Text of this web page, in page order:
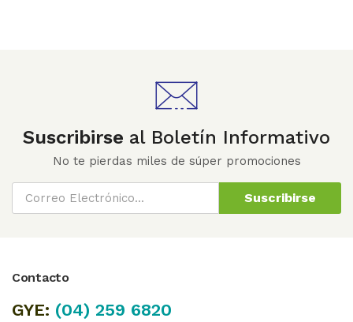
Suscribirse al Boletín Informativo
No te pierdas miles de súper promociones
Suscribirse
Contacto
GYE: (04) 259 6820